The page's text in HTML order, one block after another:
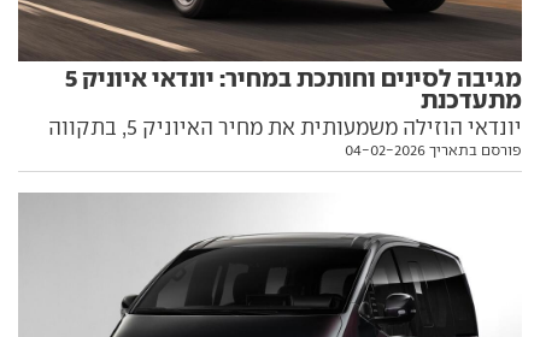
מגיבה לסינים וחותכת במחיר: יונדאי איוניק 5
מתעדכנת
יונדאי הוזילה משמעותית את מחיר האיוניק 5, בתקווה
להתמודד טוב יותר עם הצפת השוק בדגמים סיניים במחיר
פורסם בתאריך 04-02-2026